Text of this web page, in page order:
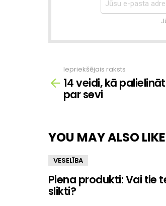
Skatīt
vairāk
Iepriekšējais raksts
14 veidi, kā
par sevi
YOU MAY ALSO LIKE
VESELĪBA
Piena produkti: Vai tie
slikti?